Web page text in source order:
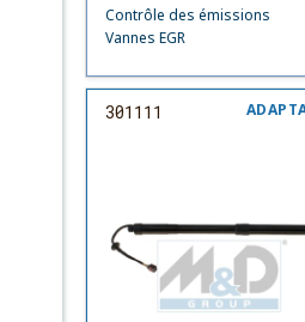
Contrôle des émissions
Vannes EGR
301111